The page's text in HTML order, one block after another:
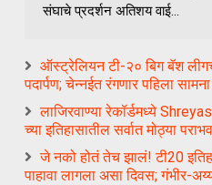
संघाचे प्रदर्शन अतिशय वाई...
ऑस्ट्रेलियन टी-२० बिग बॅश
पदार्पण; चेन्नईत रंगणार पहिला सामना
लाजिरवाण्या रेकॉर्डमध्ये
च्या इतिहासातील सर्वात मोठ्या
जे नको होतं तेच झालं! टी20
पाहावा लागला असा दिवस; गंभीर-